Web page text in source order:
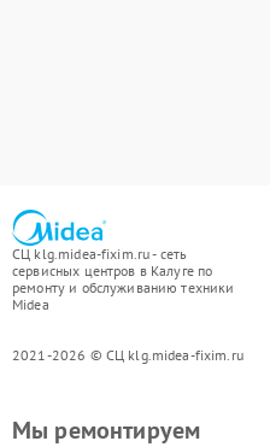
СЦ klg.midea-fixim.ru - сеть
сервисных центров в Калуге по
ремонту и обслуживанию техники
Midea
2021-2026 © СЦ klg.midea-fixim.ru
Мы ремонтируем